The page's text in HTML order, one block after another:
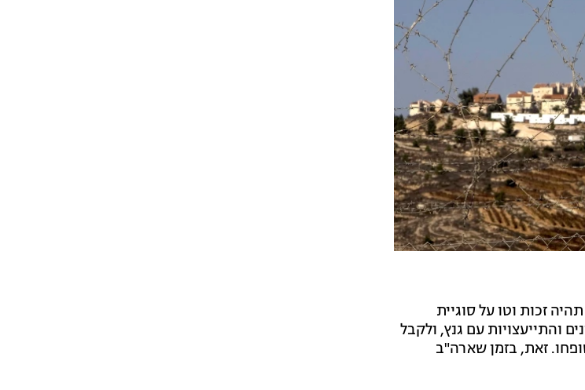
זכות וטו על סוגיית
והתייעצויות עם גנץ, ולקבל
זאת, בזמן שארה"ב